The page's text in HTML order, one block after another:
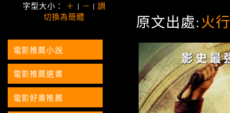
原文出處:火
字型大小： ＋ | － |調
切換為簡體
電影推薦小說
電影推薦選書
電影好書推薦